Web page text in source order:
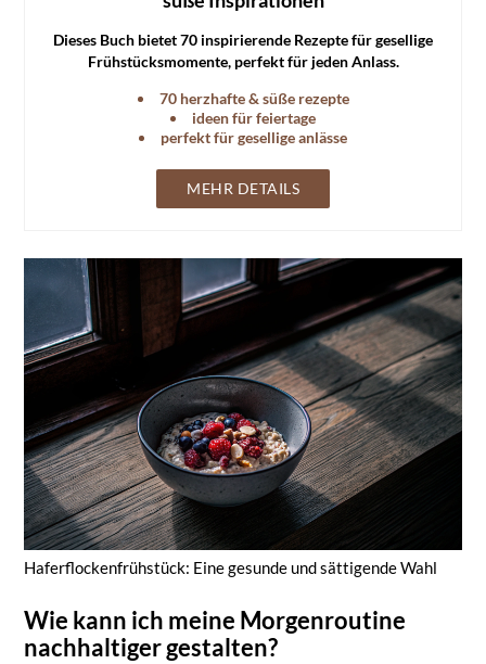
Dieses Buch bietet 70 inspirierende Rezepte für gesellige
Frühstücksmomente, perfekt für jeden Anlass.
70 herzhafte & süße rezepte
ideen für feiertage
perfekt für gesellige anlässe
MEHR DETAILS
Haferflockenfrühstück: Eine gesunde und sättigende Wahl
Wie kann ich meine Morgenroutine
nachhaltiger gestalten?